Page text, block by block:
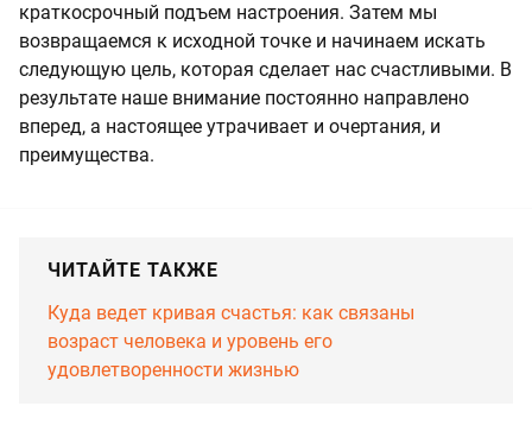
краткосрочный подъем настроения. Затем мы
возвращаемся к исходной точке и начинаем искать
следующую цель, которая сделает нас счастливыми. В
результате наше внимание постоянно направлено
вперед, а настоящее утрачивает и очертания, и
преимущества.
ЧИТАЙТЕ ТАКЖЕ
Куда ведет кривая счастья: как связаны
возраст человека и уровень его
удовлетворенности жизнью